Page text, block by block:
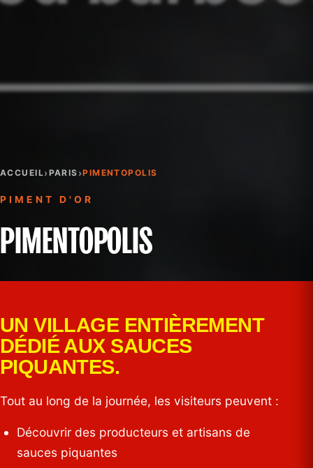
ACCUEIL› PARIS ›PIMENTOPOLIS
PIMENT D'OR
PIMENTOPOLIS
UN VILLAGE ENTIÈREMENT
DÉDIÉ AUX SAUCES
PIQUANTES.
Tout au long de la journée, les visiteurs peuvent :
Découvrir des producteurs et artisans de
sauces piquantes